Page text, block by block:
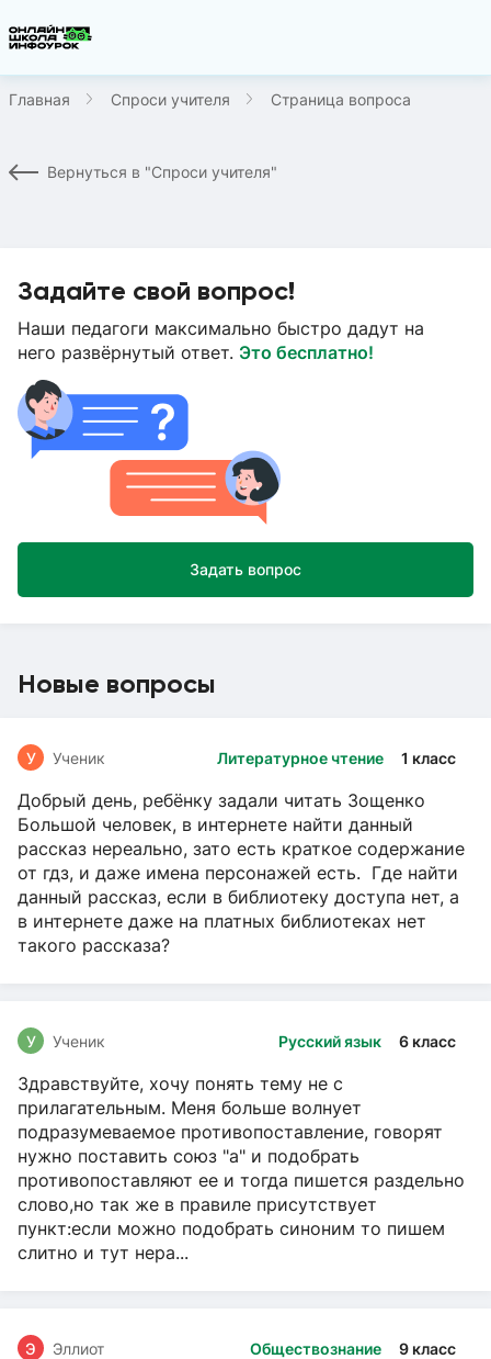
Главная Спроси учителя Страница вопроса
Вернуться в "Спроси учителя"
Задайте свой вопрос!
Наши педагоги максимально быстро дадут на
него развёрнутый ответ. Это бесплатно!
Задать вопрос
Новые вопросы
Литературное чтение 1 класс
У Ученик
Добрый день, ребёнку задали читать Зощенко
Большой человек, в интернете найти данный
рассказ нереально, зато есть краткое содержание
от гдз, и даже имена персонажей есть. Где найти
данный рассказ, если в библиотеку доступа нет, а
в интернете даже на платных библиотеках нет
такого рассказа?
Русский язык 6 класс
У Ученик
Здравствуйте, хочу понять тему не с
прилагательным. Меня больше волнует
подразумеваемое противопоставление, говорят
нужно поставить союз "а" и подобрать
противопоставляют ее и тогда пишется раздельно
слово,но так же в правиле присутствует
пункт:если можно подобрать синоним то пишем
слитно и тут нера...
Обществознание 9 класс
Э Эллиот